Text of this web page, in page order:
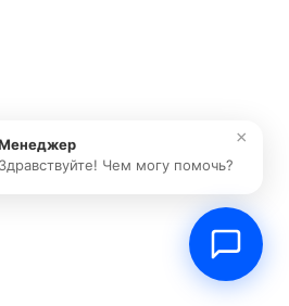
Здравствуйте! Чем могу помочь?
×